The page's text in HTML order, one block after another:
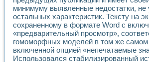
минимуму выявленные недостатки,
остальных характеристик. Тексту на
сохраненному в формате Word с
«предварительный просмотр»,
гомоморфных моделей в том же самом
включенной опцией «непечатаемые
Использовался стабилизированный